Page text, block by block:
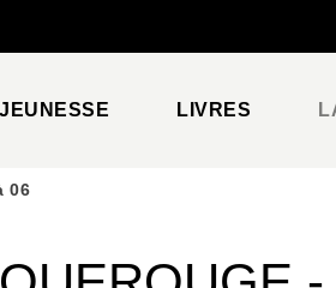
JEUNESSE LIVRES
06